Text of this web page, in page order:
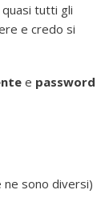
tutti gli
e credo si
e password
ne sono diversi)